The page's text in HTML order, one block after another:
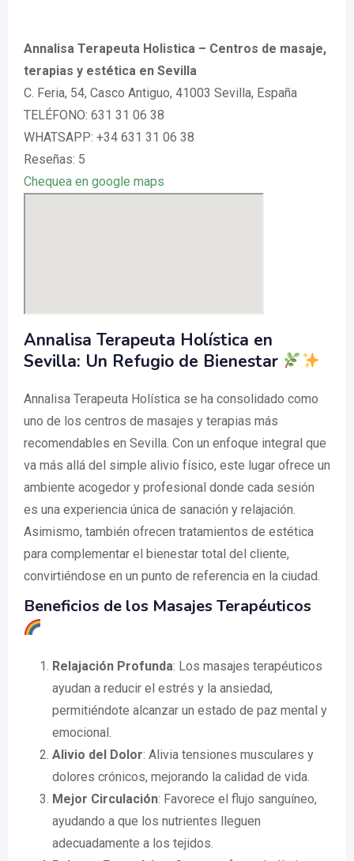
Annalisa Terapeuta Holistica – Centros de masaje,
terapias y estética en Sevilla
C. Feria, 54, Casco Antiguo, 41003 Sevilla, España
TELÉFONO: 631 31 06 38
WHATSAPP: +34 631 31 06 38
Reseñas: 5
Chequea en google maps
Annalisa Terapeuta Holística en
Sevilla: Un Refugio de Bienestar
Annalisa Terapeuta Holística se ha consolidado como
uno de los centros de masajes y terapias más
recomendables en Sevilla. Con un enfoque integral que
va más allá del simple alivio físico, este lugar ofrece un
ambiente acogedor y profesional donde cada sesión
es una experiencia única de sanación y relajación.
Asimismo, también ofrecen tratamientos de estética
para complementar el bienestar total del cliente,
convirtiéndose en un punto de referencia en la ciudad.
Beneficios de los Masajes Terapéuticos
Relajación Profunda: Los masajes terapéuticos
ayudan a reducir el estrés y la ansiedad,
permitiéndote alcanzar un estado de paz mental y
emocional.
Alivio del Dolor: Alivia tensiones musculares y
dolores crónicos, mejorando la calidad de vida.
Mejor Circulación: Favorece el flujo sanguíneo,
ayudando a que los nutrientes lleguen
adecuadamente a los tejidos.